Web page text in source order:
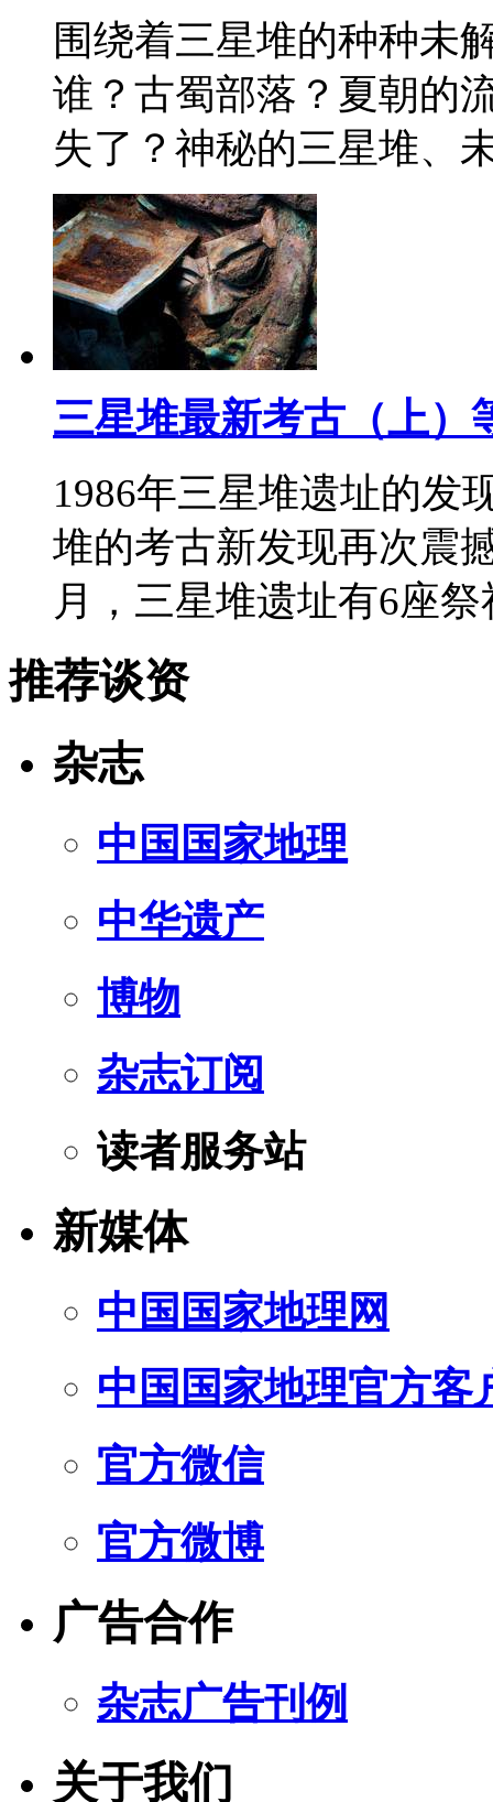
围绕着三星堆的种种未
谁？古蜀部落？夏朝的
失了？神秘的三星堆
三星堆最新考古（上）
1986年三星堆遗址的发
堆的考古新发现再次震
月，三星堆遗址有6座
推荐谈资
杂志
中国国家地理
中华遗产
博物
杂志订阅
读者服务站
新媒体
中国国家地理网
中国国家地理官方客
官方微信
官方微博
广告合作
杂志广告刊例
关于我们